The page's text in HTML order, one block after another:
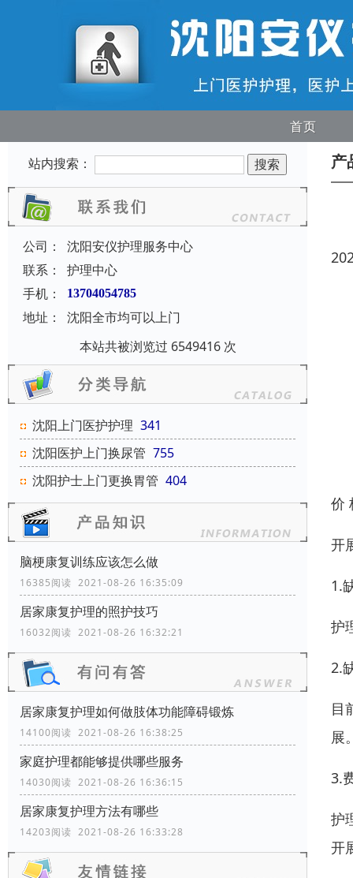
首页
站内搜索：
公司：
沈阳安仪护理服务中心
联系：
护理中心
手机：
13704054785
地址：
沈阳全市均可以上门
本站共被浏览过 6549416 次
沈阳上门医护护理 341
沈阳医护上门换尿管 755
沈阳护士上门更换胃管 404
脑梗康复训练应该怎么做
16385阅读 2021-08-26 16:35:09
居家康复护理的照护技巧
16032阅读 2021-08-26 16:32:21
居家康复护理如何做肢体功能障碍锻炼
14100阅读 2021-08-26 16:38:25
家庭护理都能够提供哪些服务
14030阅读 2021-08-26 16:36:15
居家康复护理方法有哪些
14203阅读 2021-08-26 16:33:28
产
价
开
1.
护
2.
目
展
3.
护
开